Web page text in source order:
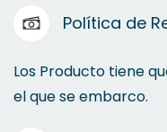
Política de
Los Producto tiene
el que se embarco.